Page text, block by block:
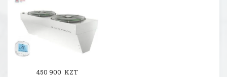
складов, цехов, ...
450 900 KZT